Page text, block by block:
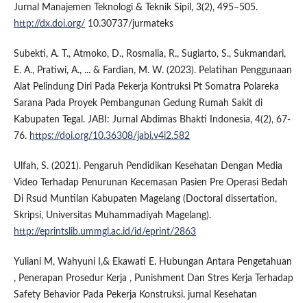
Jurnal Manajemen Teknologi & Teknik Sipil, 3(2), 495–505.
http://dx.doi.org/ 10.30737/jurmateks
Subekti, A. T., Atmoko, D., Rosmalia, R., Sugiarto, S., Sukmandari,
E. A., Pratiwi, A., ... & Fardian, M. W. (2023). Pelatihan Penggunaan
Alat Pelindung Diri Pada Pekerja Kontruksi Pt Somatra Polareka
Sarana Pada Proyek Pembangunan Gedung Rumah Sakit di
Kabupaten Tegal. JABI: Jurnal Abdimas Bhakti Indonesia, 4(2), 67-
76. https://doi.org/10.36308/jabi.v4i2.582
Ulfah, S. (2021). Pengaruh Pendidikan Kesehatan Dengan Media
Video Terhadap Penurunan Kecemasan Pasien Pre Operasi Bedah
Di Rsud Muntilan Kabupaten Magelang (Doctoral dissertation,
Skripsi, Universitas Muhammadiyah Magelang).
http://eprintslib.ummgl.ac.id/id/eprint/2863
Yuliani M, Wahyuni I,& Ekawati E. Hubungan Antara Pengetahuan
, Penerapan Prosedur Kerja , Punishment Dan Stres Kerja Terhadap
Safety Behavior Pada Pekerja Konstruksi. jurnal Kesehatan